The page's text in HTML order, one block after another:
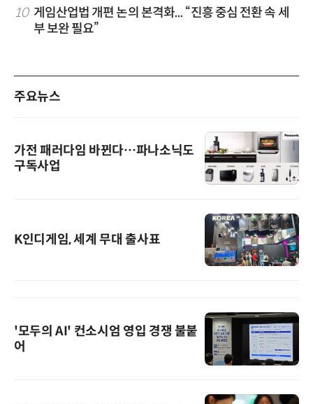
10 게임산업법 개편 논의 본격화... “진흥 중심 전환 속 세
부 보완 필요”
주요뉴스
가전 패러다임 바뀐다…파나소닉도
구독사업
K인디게임, 세계 무대 출사표
'모두의 AI' 컨소시엄 영입 경쟁 불붙
어